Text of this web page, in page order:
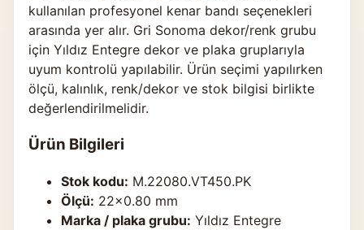
kullanılan profesyonel kenar bandı seçenekleri
arasında yer alır. Gri Sonoma dekor/renk grubu
için Yıldız Entegre dekor ve plaka gruplarıyla
uyum kontrolü yapılabilir. Ürün seçimi yapılırken
ölçü, kalınlık, renk/dekor ve stok bilgisi birlikte
değerlendirilmelidir.
Ürün Bilgileri
Stok kodu: M.22080.VT450.PK
Ölçü: 22×0.80 mm
Marka / plaka grubu: Yıldız Entegre